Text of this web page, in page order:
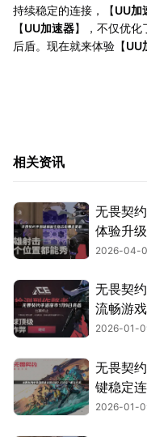
持续稳定的连接，【UU加
【UU加速器】，不仅优化
后盾。现在就来体验【UU
相关资讯
无畏契
体验升级
2026-04-
无畏契
流畅游
2026-01-
无畏契
键稳定连
2026-01-